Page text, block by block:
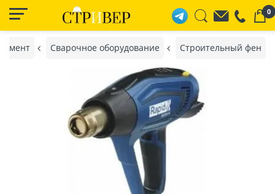
0
Сварочное оборудование Строительный фен